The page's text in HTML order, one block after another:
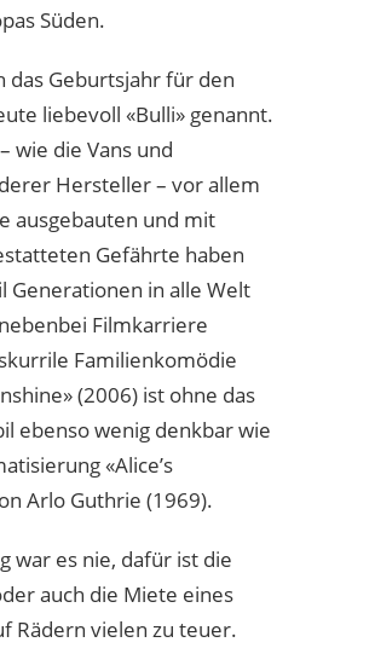
Süden.
das Geburtsjahr für den
liebevoll «Bulli» genannt.
wie die Vans und
Hersteller – vor allem
ausgebauten und mit
Gefährte haben
Generationen in alle Welt
Filmkarriere
Familienkomödie
(2006) ist ohne das
ebenso wenig denkbar wie
«Alice’s
Arlo Guthrie (1969).
war es nie, dafür ist die
auch die Miete eines
Rädern vielen zu teuer.